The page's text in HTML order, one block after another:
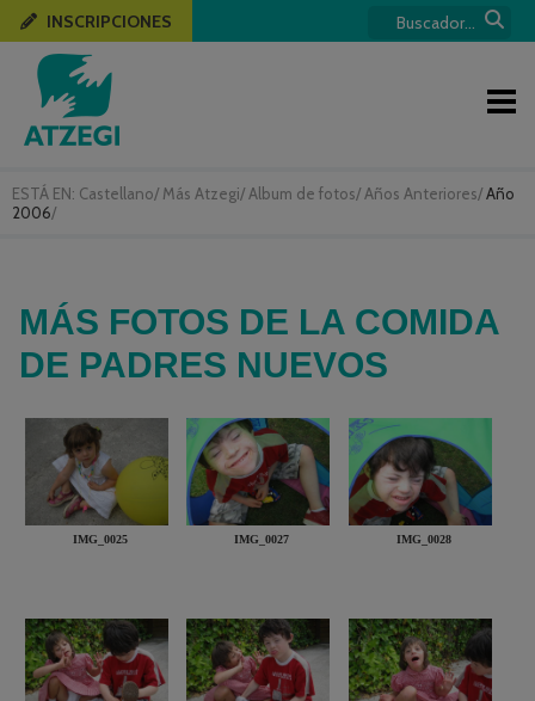
ESTÁ EN: Castellano/ Más Atzegi/ Album de fotos/ Años Anteriores/Año
2006/
INSCRIPCIONES
MÁS FOTOS DE LA COMIDA
DE PADRES NUEVOS
IMG_0025 IMG_0027 IMG_0028